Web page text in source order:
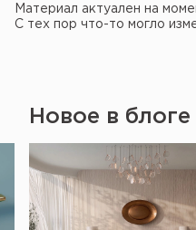
Материал актуален на
С тех пор что-то могло
Новое в блоге